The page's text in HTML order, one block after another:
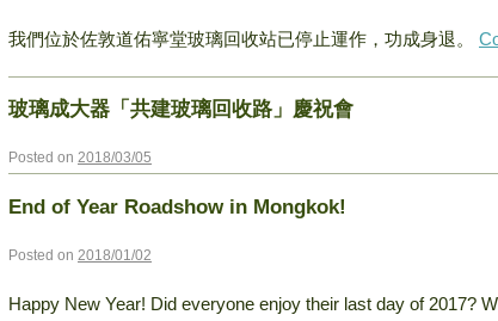
我們位於佐敦道佑寧堂玻璃回收站已停止運作，功成身退。
玻璃成大器「共建玻璃回收路」慶祝會
Posted on 2018/03/05
End of Year Roadshow in Mongkok!
Posted on 2018/01/02
Happy New Year! Did everyone enjoy their last day of 2017?